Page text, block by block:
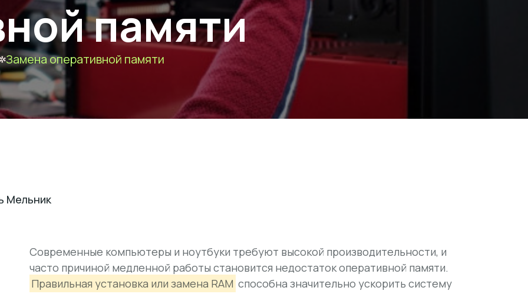
памяти
Замена оперативной памяти
Мельник
Современные компьютеры и ноутбуки требуют высокой производительности, и
часто причиной медленной работы становится недостаток оперативной памяти.
Правильная установка или замена RAM способна значительно ускорить систему